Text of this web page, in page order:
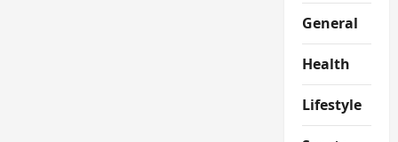
General
Health
Lifestyle